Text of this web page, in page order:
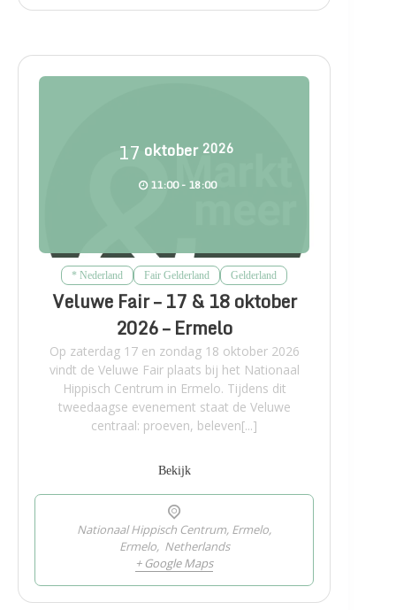
17 oktober 2026
11:00 - 18:00
* Nederland Fair Gelderland Gelderland
Veluwe Fair – 17 & 18 oktober
2026 – Ermelo
Op zaterdag 17 en zondag 18 oktober 2026
vindt de Veluwe Fair plaats bij het Nationaal
Hippisch Centrum in Ermelo. Tijdens dit
tweedaagse evenement staat de Veluwe
centraal: proeven, beleven[...]
Bekijk
Nationaal Hippisch Centrum, Ermelo,
Ermelo, Netherlands
+ Google Maps